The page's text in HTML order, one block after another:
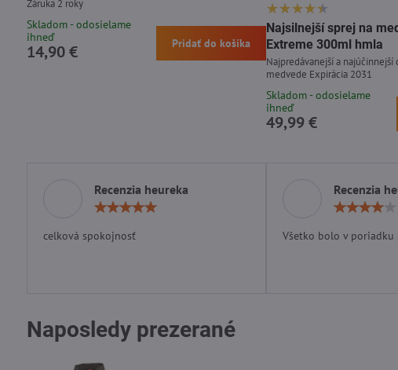
Záruka 2 roky
Skladom - odosielame
ihneď
14,90 € Pridať do košíka
Najsilnejší sprej na
Extreme 300ml hmla
Najpredávanejší a
medvede Expirácia 2031
Skladom - odosielame
ihneď
49,99 €
Recenzia heureka
celková spokojnosť
Recenzia
Všetko bolo v poriadku
Naposledy prezerané